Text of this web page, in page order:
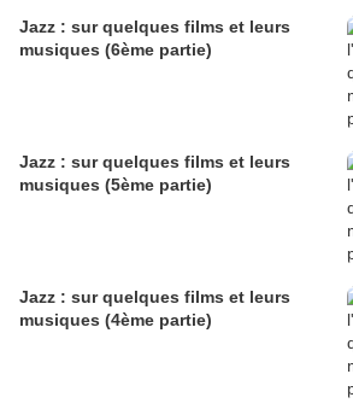
Jazz : sur quelques films et leurs
musiques (6ème partie)
Jazz : sur quelques films et leurs
musiques (5ème partie)
Jazz : sur quelques films et leurs
musiques (4ème partie)